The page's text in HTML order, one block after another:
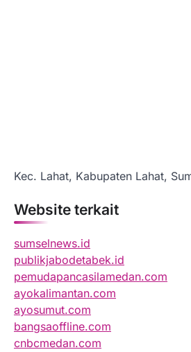
Kec. Lahat, Kabupaten Lahat,
Website terkait
sumselnews.id
publikjabodetabek.id
pemudapancasilamedan.com
ayokalimantan.com
ayosumut.com
bangsaoffline.com
cnbcmedan.com